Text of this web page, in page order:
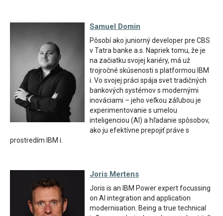
Samuel Domin
Pôsobí ako juniorný developer pre CBS
v Tatra banke a.s. Napriek tomu, že je
na začiatku svojej kariéry, má už
trojročné skúsenosti s platformou IBM
i. Vo svojej práci spája svet tradičných
bankových systémov s modernými
inováciami – jeho veľkou záľubou je
experimentovanie s umelou
inteligenciou (AI) a hľadanie spôsobov,
ako ju efektívne prepojiť práve s
prostredím IBM i.
Joris Mertens
Joris is an IBM Power expert focussing
on AI integration and application
modernisation. Being a true technical